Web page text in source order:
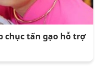
chục tấn gạo hỗ trợ